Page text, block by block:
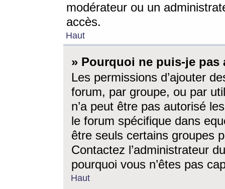
modérateur ou un
accès.
Haut
» Pourquoi ne puis-je
Les permissions d’ajouter
forum, par groupe, ou par
n’a peut être pas autorisé
le forum spécifique dans
être seuls certains groupes
Contactez l’administrateur
pourquoi vous n’êtes pas
Haut